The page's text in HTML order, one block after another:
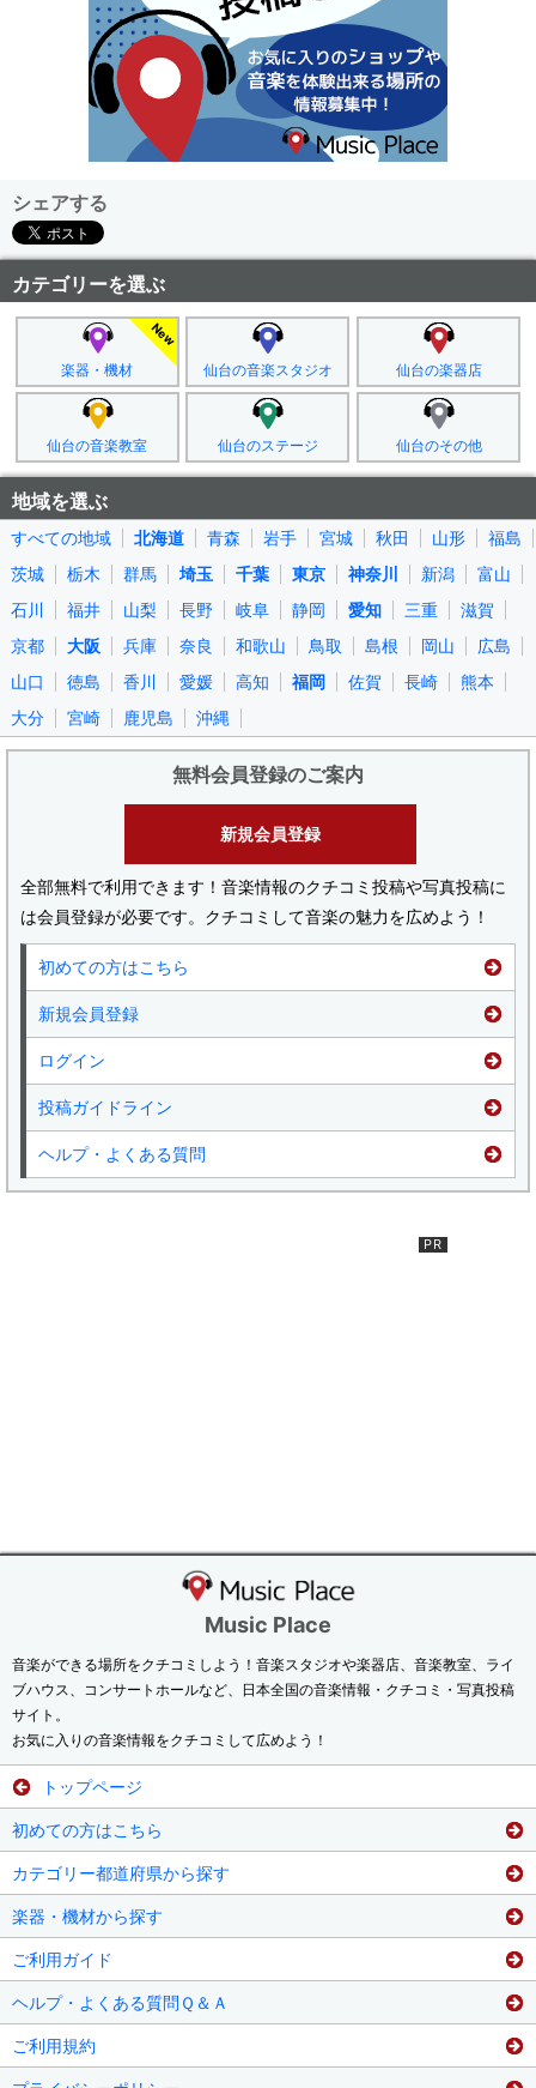
シェアする
カテゴリーを選ぶ
楽器・機材 仙台の音楽スタジオ 仙台の楽器店
仙台の音楽教室 仙台のステージ 仙台のその他
地域を選ぶ
すべての地域 北海道 青森 岩手 宮城 秋田 山形
福島
茨城
栃木 群馬 埼玉 千葉 東京 神奈川 新潟
富山
石川
福井 山梨 長野 岐阜 静岡 愛知 三重
滋賀
京都
大阪 兵庫 奈良 和歌山 鳥取 島根 岡山
広島
山口
徳島 香川 愛媛 高知 福岡 佐賀 長崎
熊本
大分
宮崎 鹿児島 沖縄
無料会員登録のご案内
新規会員登録
全部無料で利用できます！音楽情報のクチコミ投稿や写真投稿に
は会員登録が必要です。クチコミして音楽の魅力を広めよう！
初めての方はこちら
新規会員登録
ログイン
投稿ガイドライン
ヘルプ・よくある質問
Music Place
音楽ができる場所をクチコミしよう！音楽スタジオや楽器店、音楽教室、ライ
ブハウス、コンサートホールなど、日本全国の音楽情報・クチコミ・写真投稿
サイト。
お気に入りの音楽情報をクチコミして広めよう！
トップページ
初めての方はこちら
カテゴリー都道府県から探す
楽器・機材から探す
ご利用ガイド
ヘルプ・よくある質問Ｑ＆Ａ
ご利用規約